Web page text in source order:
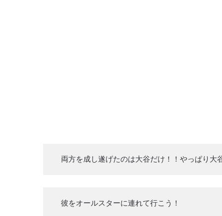
両方を成し遂げたのは大谷だけ！！やっぱり大
彼をオールスターに連れて行こう！